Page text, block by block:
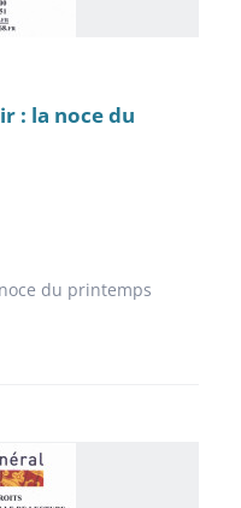
: la noce du
du printemps